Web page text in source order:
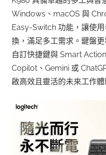
Windows、macOS 與
Easy-Switch 功能，讓使
換，滿足多工需求。鍵盤
自訂快捷鍵與 Smart
Copilot、Gemini 或
啟高效且靈活的未來工作體